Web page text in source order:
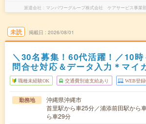
派遣会社 マンパワーグループ株式会社 ケアサービス事業
未読 掲載日 2026/08/01
＼30名募集！60代活躍！／10
問合せ対応＆データ入力＊マイ
職種未経験OK 交通費別途支給あり WEB登
勤務地
沖縄県沖縄市
首里駅から車25分／浦添前田駅から
ら車29分